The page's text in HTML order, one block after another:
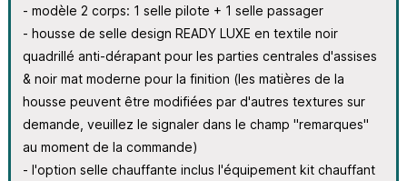
- modèle 2 corps: 1 selle pilote + 1 selle passager
- housse de selle design READY LUXE en textile noir
quadrillé anti-dérapant pour les parties centrales d'assises
& noir mat moderne pour la finition (les matières de la
housse peuvent être modifiées par d'autres textures sur
demande, veuillez le signaler dans le champ "remarques"
au moment de la commande)
- l'option selle chauffante inclus l'équipement kit chauffant